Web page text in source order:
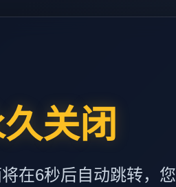
关闭
在6秒后自动跳转，您